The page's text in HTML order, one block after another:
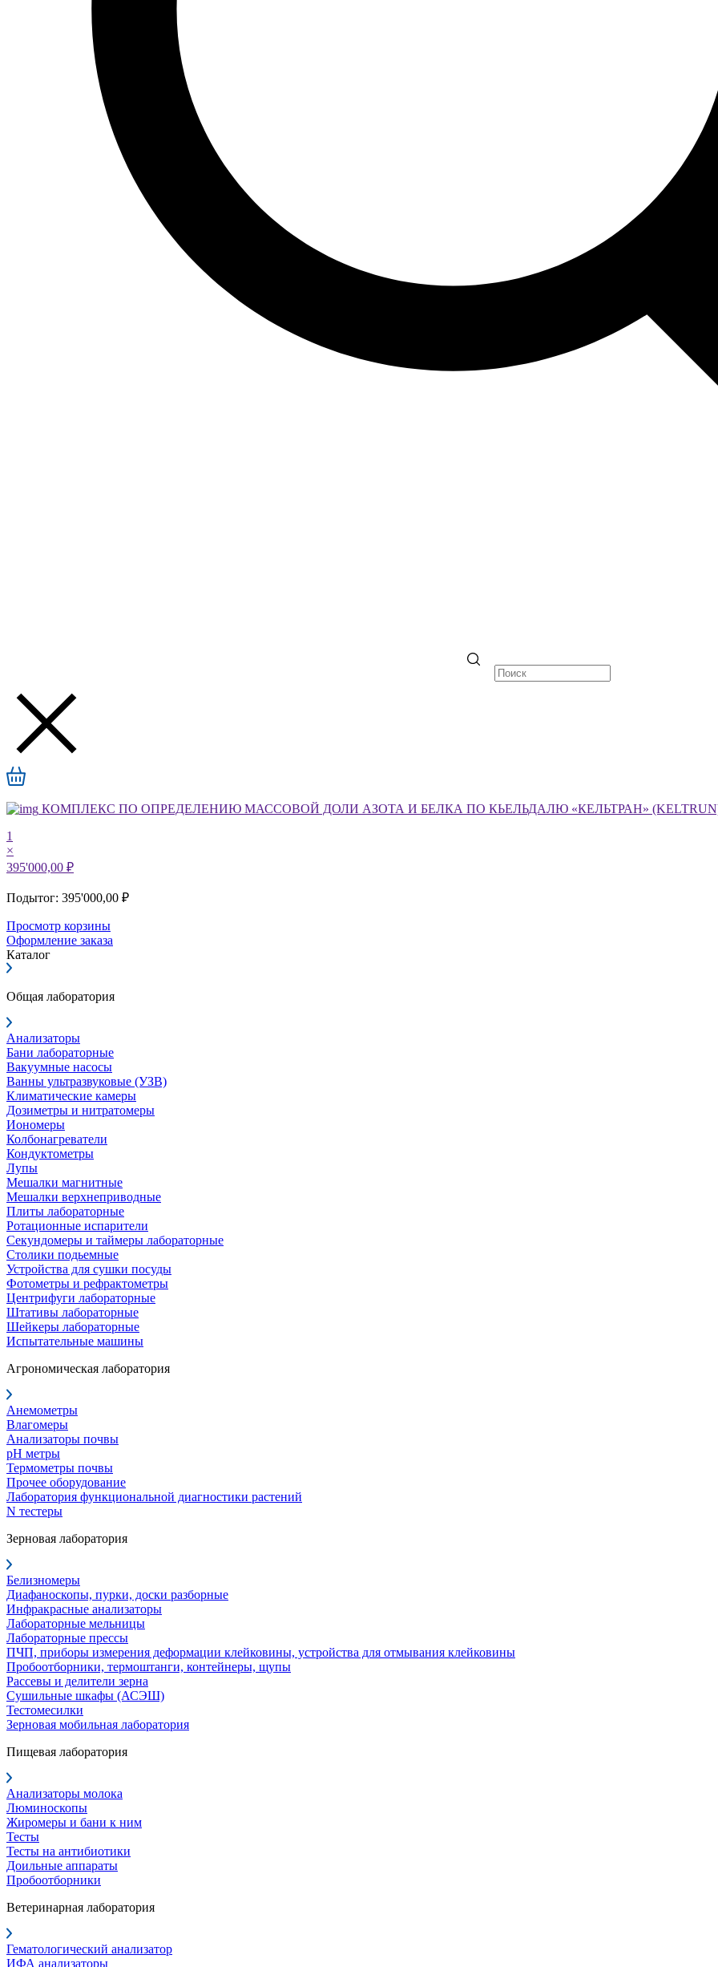
КОМПЛЕКС ПО ОПРЕДЕЛЕНИЮ МАССОВОЙ ДОЛИ АЗОТА И БЕЛКА ПО КЬЕЛЬДАЛЮ «КЕЛЬТРАН»
1
×
395'000,00 ₽
Подытог: 395'000,00 ₽
Просмотр корзины
Оформление заказа
Каталог
Общая лаборатория
Анализаторы
Бани лабораторные
Вакуумные насосы
Ванны ультразвуковые (УЗВ)
Климатические камеры
Дозиметры и нитратомеры
Иономеры
Колбонагреватели
Кондуктометры
Лупы
Мешалки магнитные
Мешалки верхнеприводные
Плиты лабораторные
Ротационные испарители
Секундомеры и таймеры лабораторные
Столики подьемные
Устройства для сушки посуды
Фотометры и рефрактометры
Центрифуги лабораторные
Штативы лабораторные
Шейкеры лабораторные
Испытательные машины
Агрономическая лаборатория
Анемометры
Влагомеры
Анализаторы почвы
pH метры
Термометры почвы
Прочее оборудование
Лаборатория функциональной диагностики растений
N тестеры
Зерновая лаборатория
Белизномеры
Диафаноскопы, пурки, доски разборные
Инфракрасные анализаторы
Лабораторные мельницы
Лабораторные прессы
ПЧП, приборы измерения деформации клейковины, устройства для отмывания клейковины
Пробоотборники, термоштанги, контейнеры, щупы
Рассевы и делители зерна
Сушильные шкафы (АСЭШ)
Тестомесилки
Зерновая мобильная лаборатория
Пищевая лаборатория
Анализаторы молока
Люминоскопы
Жиромеры и бани к ним
Тесты
Тесты на антибиотики
Доильные аппараты
Пробоотборники
Ветеринарная лаборатория
Гематологический анализатор
ИФА анализаторы